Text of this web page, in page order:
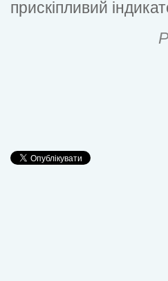
прискіпливий